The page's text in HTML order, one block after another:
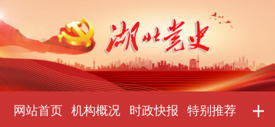
网站首页 机构概况 时政快报 特别推荐